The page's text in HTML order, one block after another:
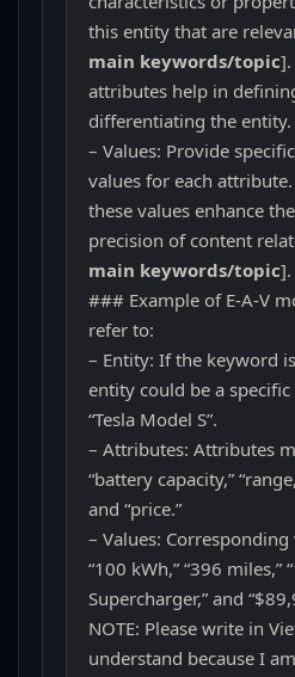
this entity that are
main keywords/topic
attributes help in
differentiating the entity.
– Values: Provide
values for each
these values enhance
precision of content
main keywords/topic].
### Example of E-A-V
refer to:
– Entity: If the keyword
entity could be a
“Tesla Model S”.
– Attributes: Attributes
“battery capacity,”
and “price.”
– Values:
“100 kWh,” “396 miles,”
Supercharger,” and
NOTE: Please write in
understand because I